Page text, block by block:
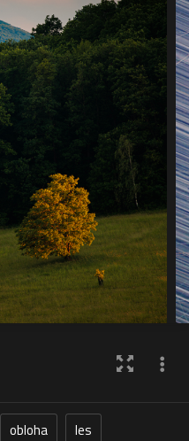
obloha
les